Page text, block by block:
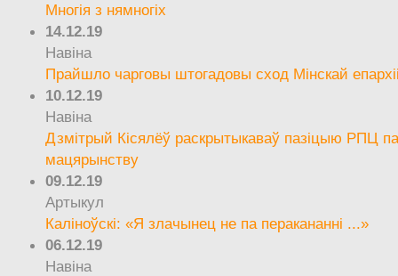
Многія з нямногіх
14.12.19
Навіна
Прайшло чарговы штогадовы сход Мінскай
10.12.19
Навіна
Дзмітрый Кісялёў раскрытыкаваў пазіцыю РПЦ
мацярынству
09.12.19
Артыкул
Каліноўскі: «Я злачынец не па перакананні ...»
06.12.19
Навіна